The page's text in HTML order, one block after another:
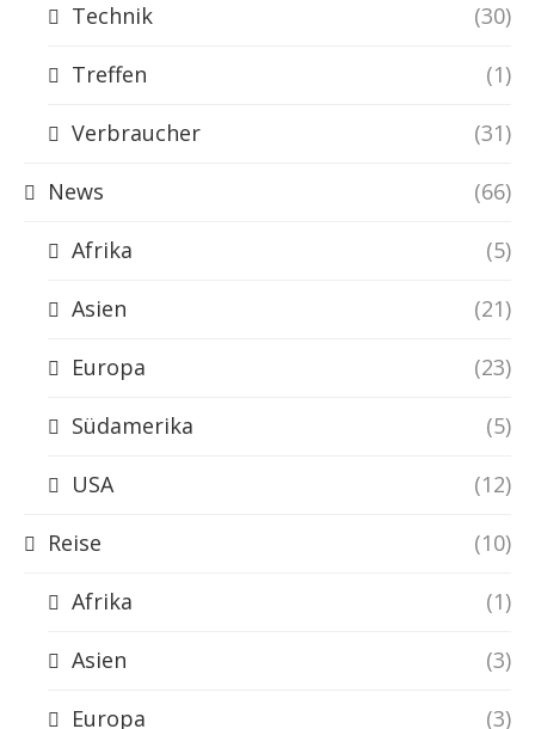
Technik (30)
Treffen (1)
Verbraucher (31)
News (66)
Afrika (5)
Asien (21)
Europa (23)
Südamerika (5)
USA (12)
Reise (10)
Afrika (1)
Asien (3)
Europa (3)